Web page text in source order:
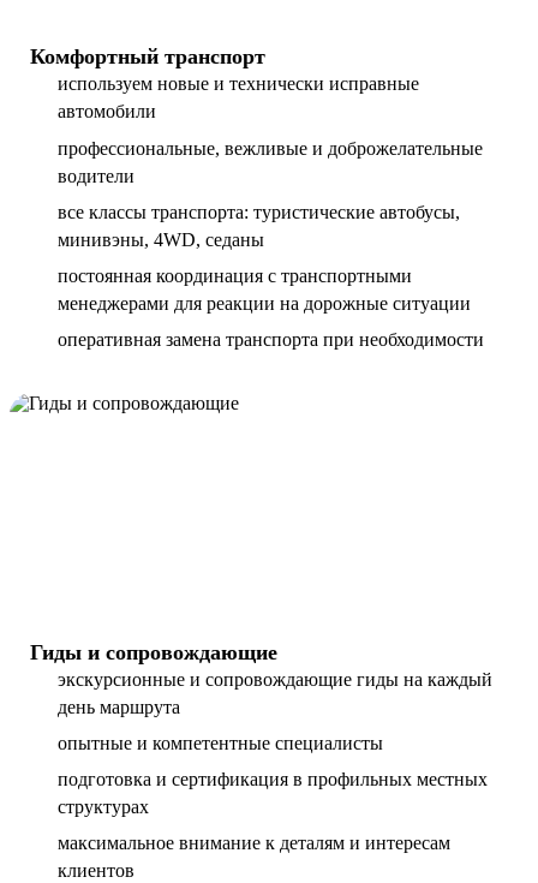
Комфортный транспорт
используем новые и технически исправные
автомобили
профессиональные, вежливые и доброжелательные
водители
все классы транспорта: туристические автобусы,
минивэны, 4WD, седаны
постоянная координация с транспортными
менеджерами для реакции на дорожные ситуации
оперативная замена транспорта при необходимости
Гиды и сопровождающие
экскурсионные и сопровождающие гиды на каждый
день маршрута
опытные и компетентные специалисты
подготовка и сертификация в профильных местных
структурах
максимальное внимание к деталям и интересам
клиентов